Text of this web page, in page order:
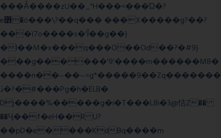
���Ǡ����zU��_"H���<���Ώ�?
e߻�ó���\?��q��� ���X�����g?��?
���ϊ7o����s�'Ĩ��g��}
�l��M�x���q���O��Od��?�#9}
���g������'9'����m������M8�
����n��~��~=g*�����9��Zq�������
ڏ�?�#���Pg�h�ELB�
Dj����%�����g�i�T���L8i�3@恄Z��
��Ҷ��f�eH��R U?
��pD�e����KdBq����m